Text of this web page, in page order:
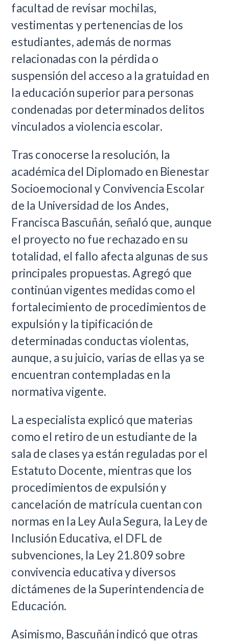
facultad de revisar mochilas,
vestimentas y pertenencias de los
estudiantes, además de normas
relacionadas con la pérdida o
suspensión del acceso a la gratuidad en
la educación superior para personas
condenadas por determinados delitos
vinculados a violencia escolar.
Tras conocerse la resolución, la
académica del Diplomado en Bienestar
Socioemocional y Convivencia Escolar
de la Universidad de los Andes,
Francisca Bascuñán, señaló que, aunque
el proyecto no fue rechazado en su
totalidad, el fallo afecta algunas de sus
principales propuestas. Agregó que
continúan vigentes medidas como el
fortalecimiento de procedimientos de
expulsión y la tipificación de
determinadas conductas violentas,
aunque, a su juicio, varias de ellas ya se
encuentran contempladas en la
normativa vigente.
La especialista explicó que materias
como el retiro de un estudiante de la
sala de clases ya están reguladas por el
Estatuto Docente, mientras que los
procedimientos de expulsión y
cancelación de matrícula cuentan con
normas en la Ley Aula Segura, la Ley de
Inclusión Educativa, el DFL de
subvenciones, la Ley 21.809 sobre
convivencia educativa y diversos
dictámenes de la Superintendencia de
Educación.
Asimismo, Bascuñán indicó que otras